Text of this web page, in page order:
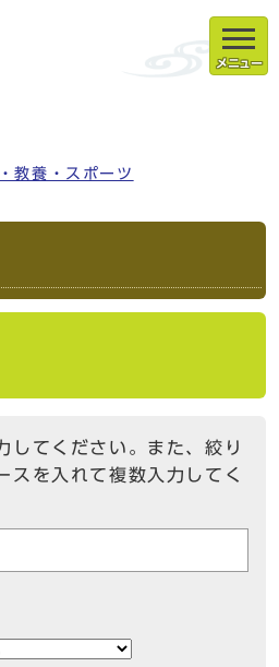
メニュー
教養・スポーツ
してください。また、絞り
スを入れて複数入力してく